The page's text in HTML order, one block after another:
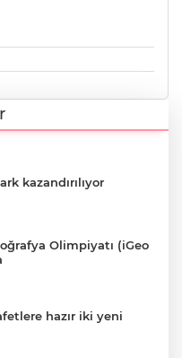
kazandırılıyor
Olimpiyatı (iGeo
hazır iki yeni